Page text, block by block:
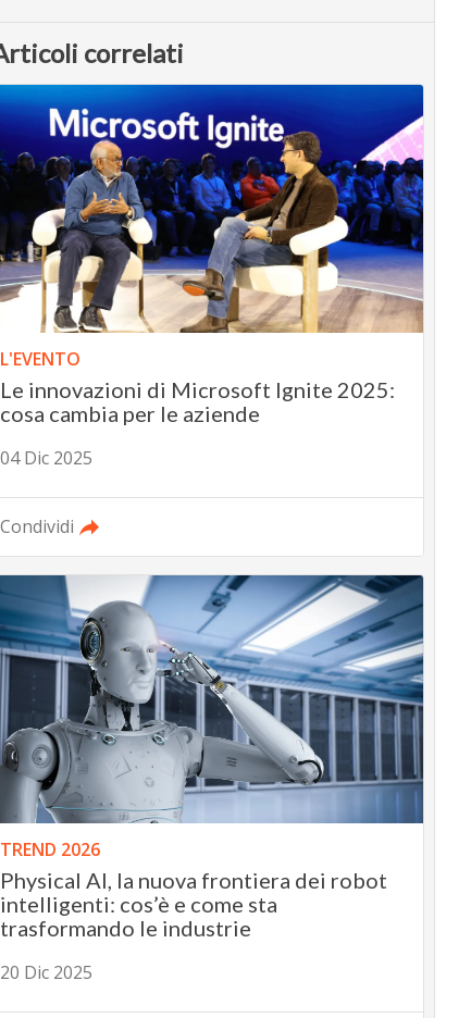
correlati
L'EVENTO
Le innovazioni di Microsoft Ignite 2025:
cosa cambia per le aziende
04 Dic 2025
Condividi
TREND 2026
Physical AI, la nuova frontiera dei robot
intelligenti: cos’è e come sta
trasformando le industrie
20 Dic 2025